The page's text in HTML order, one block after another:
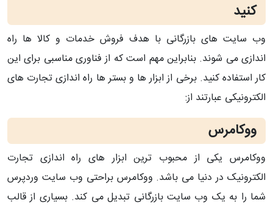
کنید
وب سایت های بازرگانی با هدف فروش خدمات و کالا ها راه
اندازی می شوند. بنابراین مهم است که از فناوری مناسبی برای این
کار استفاده کنید. برخی از ابزار ها و بستر ها راه اندازی تجارت های
الکترونیکی عبارتند از:
ووکامرس
ووکامرس یکی از محبوب ترین ابزار های راه اندازی تجارت
الکترونیک در دنیا می باشد. ووکامرس براحتی وب سایت وردپرس
شما را به یک وب سایت بازرگانی تبدیل می کند. بسیاری از قالب